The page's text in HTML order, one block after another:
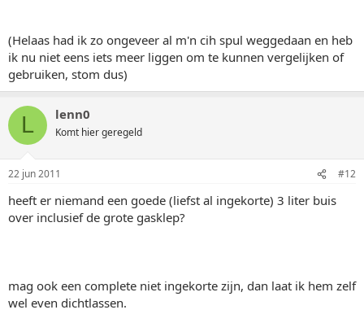
(Helaas had ik zo ongeveer al m'n cih spul weggedaan en heb
ik nu niet eens iets meer liggen om te kunnen vergelijken of
gebruiken, stom dus)
L lenn0
Komt hier geregeld
22 jun 2011 #12
heeft er niemand een goede (liefst al ingekorte) 3 liter buis
over inclusief de grote gasklep?
mag ook een complete niet ingekorte zijn, dan laat ik hem zelf
wel even dichtlassen.